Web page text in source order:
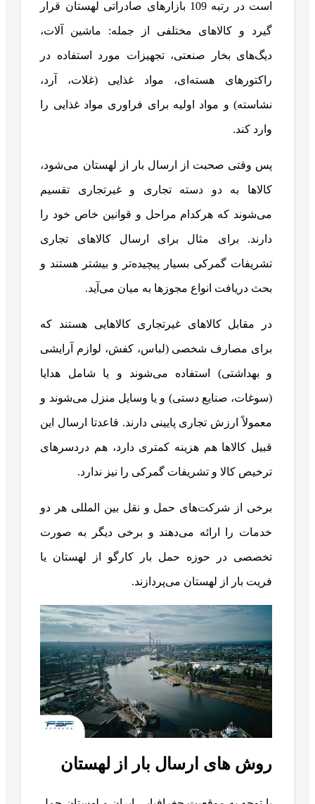
است در رتبه 109 بازارهای صادراتی لهستان قرار
گیرد و کالاهای مختلفی از جمله: ماشین آلات،
دیگ‌های بخار صنعتی، تجهیزات مورد استفاده در
راکتورهای هسته‌ای، مواد غذایی (غلات، آرد،
نشاسته) و مواد اولیه برای فراوری مواد غذایی را
وارد کند.
پس وقتی صحبت از ارسال بار از لهستان می‌شود،
کالاها به دو دسته تجاری و غیرتجاری تقسیم
می‌شوند که هرکدام مراحل و قوانین خاص خود را
دارند. برای مثال برای ارسال کالاهای تجاری
تشریفات گمرکی بسیار پیچیده‌تر و بیشتر هستند و
بحث دریافت انواع مجوزها به میان می‌آید.
در مقابل کالاهای غیرتجاری کالاهایی هستند که
برای مصارف شخصی (لباس، کفش، لوازم آرایشی
و بهداشتی) استفاده می‌شوند و یا شامل هدایا
(سوغات، صنایع دستی) و یا وسایل منزل می‌شوند و
معمولاً ارزش تجاری پایینی دارند. قاعدتا ارسال این
قبیل کالاها هم هزینه کمتری دارد، هم دردسرهای
ترخیص کالا و تشریفات گمرکی را نیز ندارد.
برخی از شرکت‌های حمل و نقل بین المللی هر دو
خدمات را ارائه می‌دهند و برخی دیگر به صورت
تخصصی در حوزه حمل بار کارگو از لهستان یا
فریت بار از لهستان می‌پردازند.
روش های ارسال بار از لهستان